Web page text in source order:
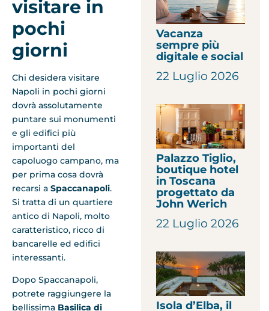
visitare in
pochi
giorni
Chi desidera visitare
Napoli in pochi giorni
dovrà assolutamente
puntare sui monumenti
e gli edifici più
importanti del
capoluogo campano, ma
per prima cosa dovrà
recarsi a Spaccanapoli.
Si tratta di un quartiere
antico di Napoli, molto
caratteristico, ricco di
bancarelle ed edifici
interessanti.
Dopo Spaccanapoli,
potrete raggiungere la
bellissima Basilica di
Vacanza
sempre più
digitale e social
22 Luglio 2026
Palazzo Tiglio,
boutique hotel
in Toscana
progettato da
John Werich
22 Luglio 2026
Isola d’Elba, il